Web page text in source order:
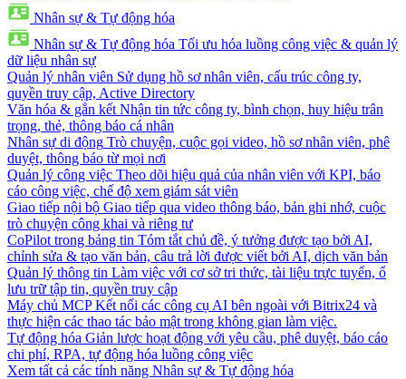
Nhân sự & Tự động hóa
Nhân sự & Tự động hóa Tối ưu hóa luồng công việc & quản lý
dữ liệu nhân sự
Quản lý nhân viên Sử dụng hồ sơ nhân viên, cấu trúc công ty,
quyền truy cập, Active Directory
Văn hóa & gắn kết Nhận tin tức công ty, bình chọn, huy hiệu trân
trọng, thẻ, thông báo cá nhân
Nhân sự di động Trò chuyện, cuộc gọi video, hồ sơ nhân viên, phê
duyệt, thông báo từ mọi nơi
Quản lý công việc Theo dõi hiệu quả của nhân viên với KPI, báo
cáo công việc, chế độ xem giám sát viên
Giao tiếp nội bộ Giao tiếp qua video thông báo, bản ghi nhớ, cuộc
trò chuyện công khai và riêng tư
CoPilot trong bảng tin Tóm tắt chủ đề, ý tưởng được tạo bởi AI,
chỉnh sửa & tạo văn bản, câu trả lời được viết bởi AI, dịch văn bản
Quản lý thông tin Làm việc với cơ sở tri thức, tài liệu trực tuyến, ổ
lưu trữ tập tin, quyền truy cập
Máy chủ MCP Kết nối các công cụ AI bên ngoài với Bitrix24 và
thực hiện các thao tác bảo mật trong không gian làm việc.
Tự động hóa Giản lược hoạt động với yêu cầu, phê duyệt, báo cáo
chi phí, RPA, tự động hóa luồng công việc
Xem tất cả các tính năng Nhân sự & Tự động hóa